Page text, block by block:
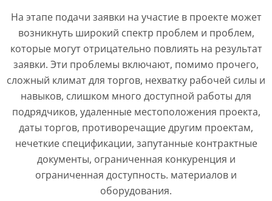
На этапе подачи заявки на участие в проекте может
возникнуть широкий спектр проблем и проблем,
которые могут отрицательно повлиять на результат
заявки. Эти проблемы включают, помимо прочего,
сложный климат для торгов, нехватку рабочей силы и
навыков, слишком много доступной работы для
подрядчиков, удаленные местоположения проекта,
даты торгов, противоречащие другим проектам,
нечеткие спецификации, запутанные контрактные
документы, ограниченная конкуренция и
ограниченная доступность. материалов и
оборудования.